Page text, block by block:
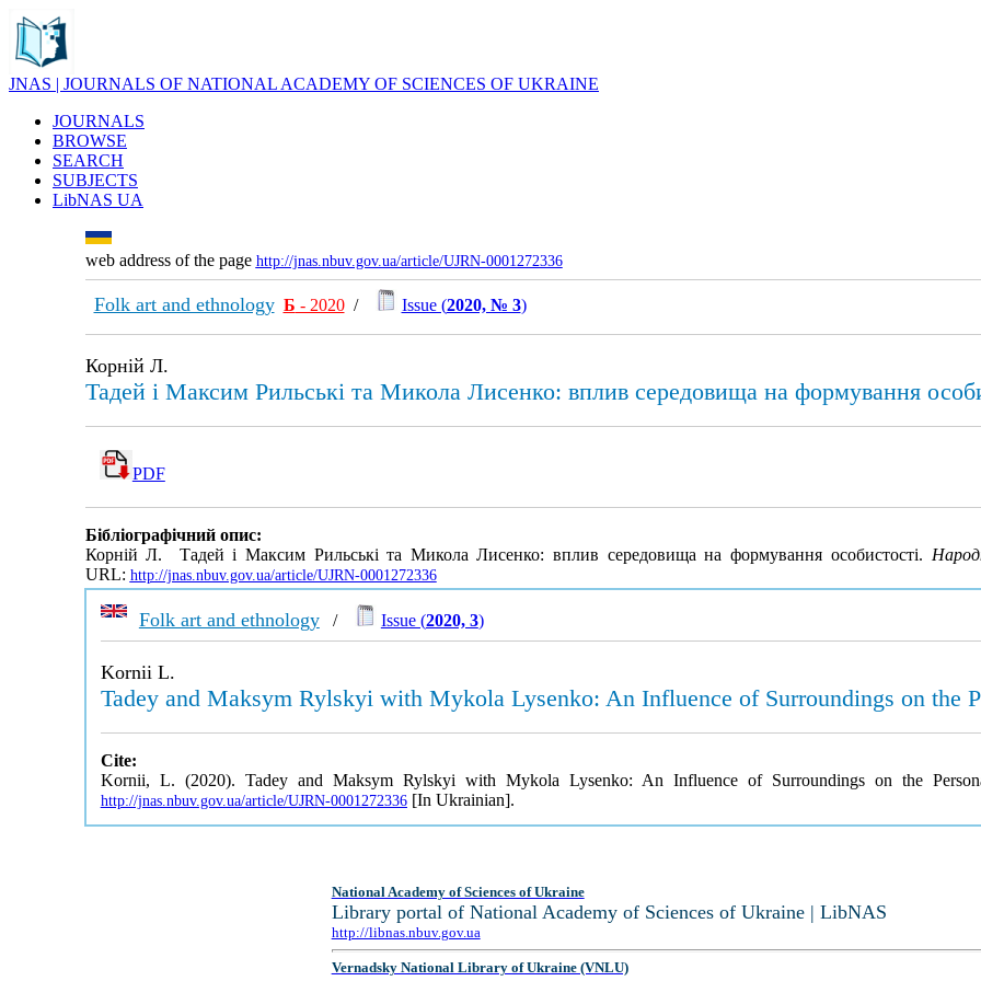
JNAS | JOURNALS OF NATIONAL ACADEMY OF SCIENCES OF UKRAINE
JOURNALS
BROWSE
SEARCH
SUBJECTS
LibNAS UA
web address of the page http://jnas.nbuv.gov.ua/article/UJRN-0001272336
Folk art and ethnology Б - 2020/ Issue (2020, № 3)
Корній Л.
Тадей і Максим Рильські та Микола Лисенко: вплив середовища на формування
PDF
Бібліографічний опис:
Корній Л. Тадей і Максим Рильські та Микола Лисенко: вплив середовища на формування особистості.
URL: http://jnas.nbuv.gov.ua/article/UJRN-0001272336
Folk art and ethnology/ Issue (2020, 3)
Kornii L.
Tadey and Maksym Rylskyi with Mykola Lysenko: An Influence of Surroundings on the
Cite:
Kornii, L. (2020). Tadey and Maksym Rylskyi with Mykola Lysenko: An Influence of Surroundings on the
http://jnas.nbuv.gov.ua/article/UJRN-0001272336[In Ukrainian].
National Academy of Sciences of Ukraine
Library portal of National Academy of Sciences of Ukraine | LibNAS
http://libnas.nbuv.gov.ua
Vernadsky National Library of Ukraine (VNLU)